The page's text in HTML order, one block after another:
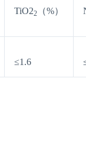
TiO22（%）
≤1.6